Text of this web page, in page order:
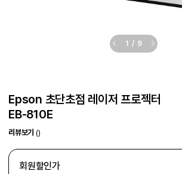
1 / 9
Epson 초단초점 레이저 프로젝터
EB-810E
리뷰보기 ()
회원할인가